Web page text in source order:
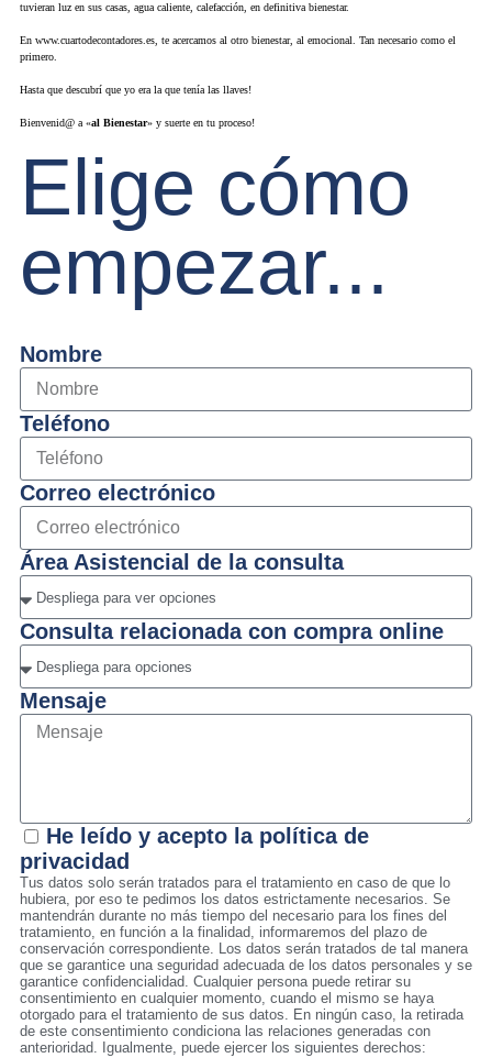
tuvieran luz en sus casas, agua caliente, calefacción, en definitiva bienestar.
En www.cuartodecontadores.es, te acercamos al otro bienestar, al emocional. Tan necesario como el
primero.
Hasta que descubrí que yo era la que tenía las llaves!
Bienvenid@ a «al Bienestar» y suerte en tu proceso!
Elige cómo
empezar...
Nombre
Teléfono
Correo electrónico
Área Asistencial de la consulta
Consulta relacionada con compra online
Mensaje
He leído y acepto la política de
privacidad
Tus datos solo serán tratados para el tratamiento en caso de que lo
hubiera, por eso te pedimos los datos estrictamente necesarios. Se
mantendrán durante no más tiempo del necesario para los fines del
tratamiento, en función a la finalidad, informaremos del plazo de
conservación correspondiente. Los datos serán tratados de tal manera
que se garantice una seguridad adecuada de los datos personales y se
garantice confidencialidad. Cualquier persona puede retirar su
consentimiento en cualquier momento, cuando el mismo se haya
otorgado para el tratamiento de sus datos. En ningún caso, la retirada
de este consentimiento condiciona las relaciones generadas con
anterioridad. Igualmente, puede ejercer los siguientes derechos: